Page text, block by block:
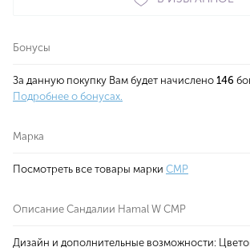
Бонусы
За данную покупку Вам будет начислено 146
Подробнее о бонусах.
Марка
Посмотреть все товары марки CMP
Описание Сандалии Hamal W CMP
Дизайн и дополнительные возможности: